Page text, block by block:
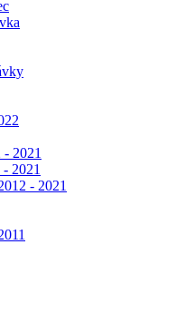
2021
2021
- 2021